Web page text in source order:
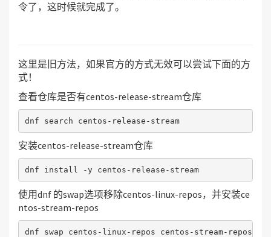
令了，这时候就完成了。
这里是旧方法，如果官方的方式无效可以尝试下面的方
式！
查看仓库是否有centos-release-stream仓库
dnf search centos-release-stream
安装centos-release-stream仓库
dnf install -y centos-release-stream
使用dnf 的swap选项移除centos-linux-repos，并安装ce
ntos-stream-repos
dnf swap centos-linux-repos centos-stream-repos